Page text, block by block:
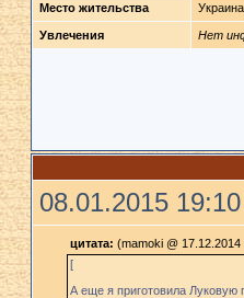
Место жительства
Увлечения Нет
08.01.2015 19:10
цитата: (mamoki @ 17.12.2014
[
А еще я приготовила Луковую